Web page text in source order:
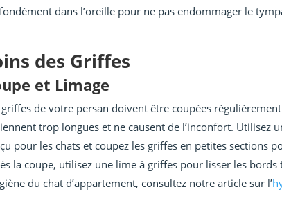
dans l’oreille pour ne pas endommager le
des Griffes
et Limage
griffes de votre persan doivent être coupées
trop longues et ne causent de l’inconfort. Utilisez
pour les chats et coupez les griffes en petites sections
la coupe, utilisez une lime à griffes pour lisser les
du chat d’appartement, consultez notre article sur l’